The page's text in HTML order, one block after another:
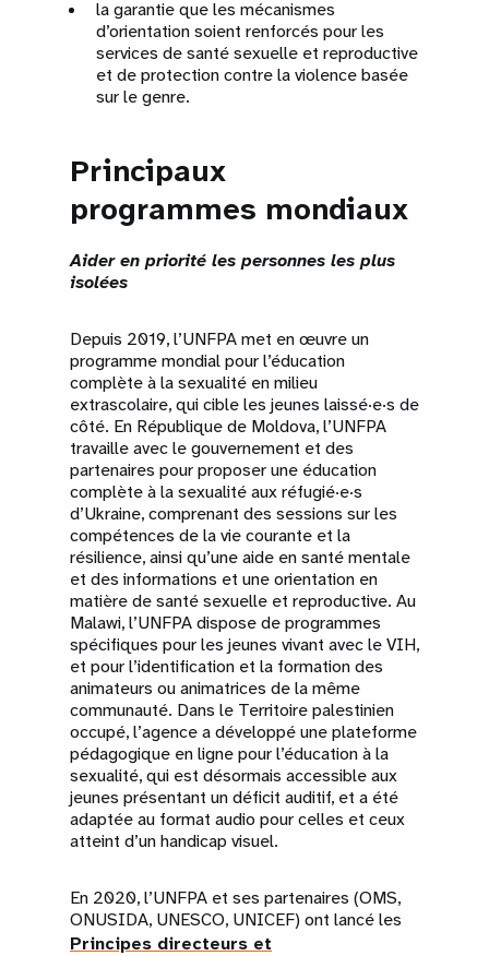
la garantie que les mécanismes
d’orientation soient renforcés pour les
services de santé sexuelle et reproductive
et de protection contre la violence basée
sur le genre.
Principaux
programmes mondiaux
Aider en priorité les personnes les plus
isolées
Depuis 2019, l’UNFPA met en œuvre un
programme mondial pour l’éducation
complète à la sexualité en milieu
extrascolaire, qui cible les jeunes laissé·e·s de
côté. En République de Moldova, l’UNFPA
travaille avec le gouvernement et des
partenaires pour proposer une éducation
complète à la sexualité aux réfugié·e·s
d’Ukraine, comprenant des sessions sur les
compétences de la vie courante et la
résilience, ainsi qu’une aide en santé mentale
et des informations et une orientation en
matière de santé sexuelle et reproductive. Au
Malawi, l’UNFPA dispose de programmes
spécifiques pour les jeunes vivant avec le VIH,
et pour l’identification et la formation des
animateurs ou animatrices de la même
communauté. Dans le Territoire palestinien
occupé, l’agence a développé une plateforme
pédagogique en ligne pour l’éducation à la
sexualité, qui est désormais accessible aux
jeunes présentant un déficit auditif, et a été
adaptée au format audio pour celles et ceux
atteint d’un handicap visuel.
En 2020, l’UNFPA et ses partenaires (OMS,
ONUSIDA, UNESCO, UNICEF) ont lancé les
Principes directeurs et